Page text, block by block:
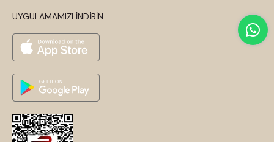
UYGULAMAMIZI İNDİRİN